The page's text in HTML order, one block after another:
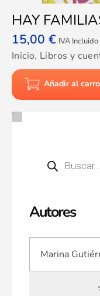
Autores
HAY
15,00 € IVA Incluido
Inicio, Libros y
Añadir al carro